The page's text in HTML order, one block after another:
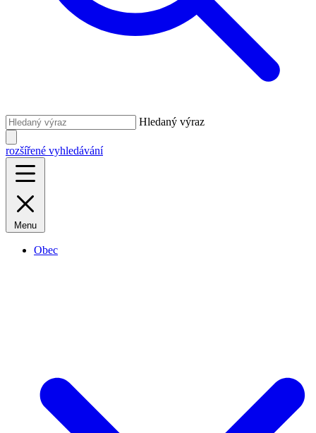
Hledaný výraz
rozšířené vyhledávání
Menu
Obec